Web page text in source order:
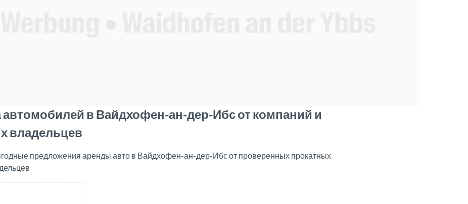
в Вайдхофен-ан-дер-Ибс от компаний и
владельцев
предложения аренды авто в Вайдхофен-ан-дер-Ибс от проверенных прокатных